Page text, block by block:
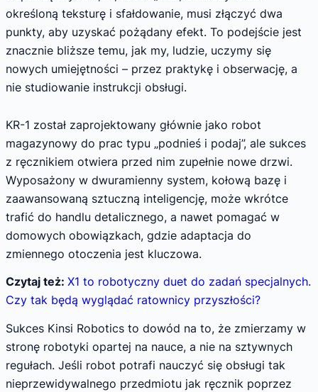
określoną teksturę i sfałdowanie, musi złączyć dwa
punkty, aby uzyskać pożądany efekt. To podejście jest
znacznie bliższe temu, jak my, ludzie, uczymy się
nowych umiejętności – przez praktykę i obserwację, a
nie studiowanie instrukcji obsługi.
KR-1 został zaprojektowany głównie jako robot
magazynowy do prac typu „podnieś i podaj”, ale sukces
z ręcznikiem otwiera przed nim zupełnie nowe drzwi.
Wyposażony w dwuramienny system, kołową bazę i
zaawansowaną sztuczną inteligencję, może wkrótce
trafić do handlu detalicznego, a nawet pomagać w
domowych obowiązkach, gdzie adaptacja do
zmiennego otoczenia jest kluczowa.
Czytaj też: X1 to robotyczny duet do zadań specjalnych.
Czy tak będą wyglądać ratownicy przyszłości?
Sukces Kinsi Robotics to dowód na to, że zmierzamy w
stronę robotyki opartej na nauce, a nie na sztywnych
regułach. Jeśli robot potrafi nauczyć się obsługi tak
nieprzewidywalnego przedmiotu jak ręcznik poprzez